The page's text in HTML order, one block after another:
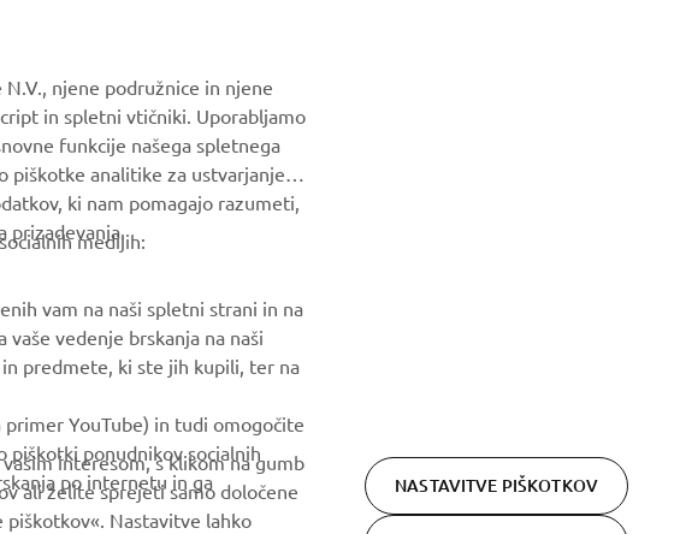
Preberite našo Politiko zasebnosti, da izveste, kako
obdelujemo vaše osebne podatke:
njene podružnice in njene
in spletni vtičniki. Uporabljamo
funkcije našega spletnega
piškotke analitike za ustvarjanje
ki nam pomagajo razumeti,
prizadevanja.
medijih:
vam na naši spletni strani in na
vedenje brskanja na naši
predmete, ki ste jih kupili, ter na
YouTube) in tudi omogočite
piškotki ponudnikov socialnih
po internetu in ga
interesom, s klikom na gumb
ali želite sprejeti samo določene
Nastavitve lahko
NASTAVITVE PIŠKOTKOV